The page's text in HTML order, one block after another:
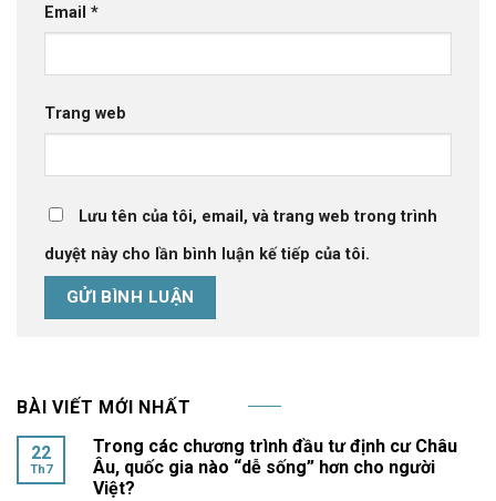
Email *
Trang web
Lưu tên của tôi, email, và trang web trong trình
duyệt này cho lần bình luận kế tiếp của tôi.
BÀI VIẾT MỚI NHẤT
22
Th7
Trong các chương trình đầu tư định cư Châu
Âu, quốc gia nào “dễ sống” hơn cho người
Việt?